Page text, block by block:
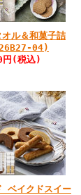
オル＆和菓子詰
04)
(税込)
ベイクドスイー